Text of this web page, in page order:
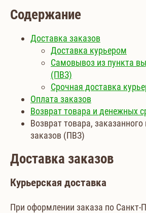
Содержание
Доставка заказов
Доставка курьером
Самовывоз из пункта
(ПВЗ)
Срочная доставка
Оплата заказов
Возврат товара и денежных
Возврат товара,
заказов (ПВЗ)
Доставка заказов
Курьерская доставка
При оформлении заказа по Санкт-